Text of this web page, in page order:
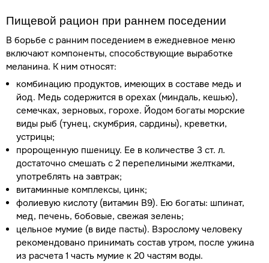
Пищевой рацион при раннем поседении
В борьбе с ранним поседением в ежедневное меню
включают компоненты, способствующие выработке
меланина. К ним относят:
комбинацию продуктов, имеющих в составе медь и
йод. Медь содержится в орехах (миндаль, кешью),
семечках, зерновых, горохе. Йодом богаты морские
виды рыб (тунец, скумбрия, сардины), креветки,
устрицы;
пророщенную пшеницу. Ее в количестве 3 ст. л.
достаточно смешать с 2 перепелиными желтками,
употреблять на завтрак;
витаминные комплексы, цинк;
фолиевую кислоту (витамин В9). Ею богаты: шпинат,
мед, печень, бобовые, свежая зелень;
цельное мумие (в виде пасты). Взрослому человеку
рекомендовано принимать состав утром, после ужина
из расчета 1 часть мумие к 20 частям воды.